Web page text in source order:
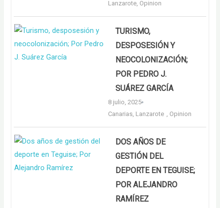
Lanzarote Opinion
TURISMO,
DESPOSESIÓN Y
NEOCOLONIZACIÓN;
POR PEDRO J.
SUÁREZ GARCÍA
8 julio, 2025
Canarias Lanzarote Opinion
DOS AÑOS DE
GESTIÓN DEL
DEPORTE EN TEGUISE;
POR ALEJANDRO
RAMÍREZ